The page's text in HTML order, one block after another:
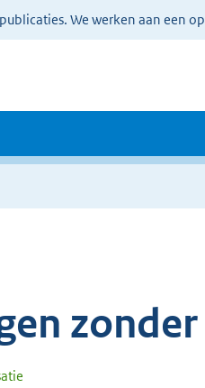
We werken aan een